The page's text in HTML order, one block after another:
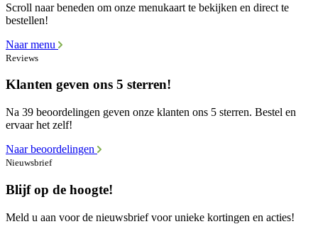
Scroll naar beneden om onze menukaart te bekijken en direct te
bestellen!
Naar menu
Reviews
Klanten geven ons 5 sterren!
Na 39 beoordelingen geven onze klanten ons 5 sterren. Bestel en
ervaar het zelf!
Naar beoordelingen
Nieuwsbrief
Blijf op de hoogte!
Meld u aan voor de nieuwsbrief voor unieke kortingen en acties!